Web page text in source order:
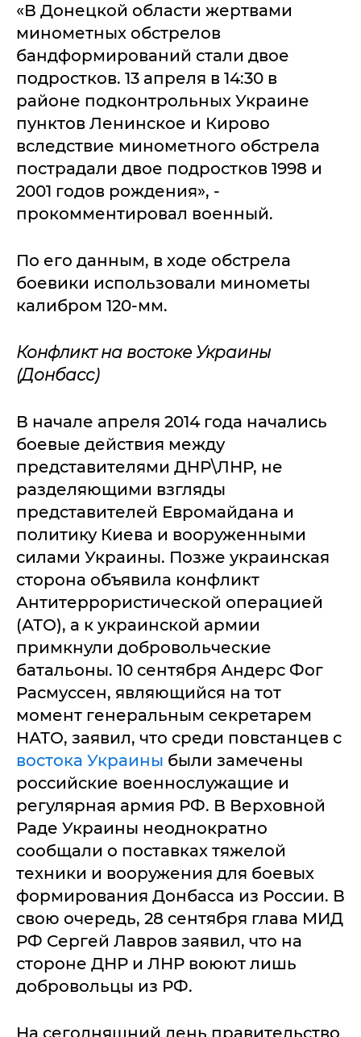
«В Донецкой области жертвами
минометных обстрелов
бандформирований стали двое
подростков. 13 апреля в 14:30 в
районе подконтрольных Украине
пунктов Ленинское и Кирово
вследствие минометного обстрела
пострадали двое подростков 1998 и
2001 годов рождения», -
прокомментировал военный.
По его данным, в ходе обстрела
боевики использовали минометы
калибром 120-мм.
Конфликт на востоке Украины
(Донбасс)
В начале апреля 2014 года начались
боевые действия между
представителями ДНР\ЛНР, не
разделяющими взгляды
представителей Евромайдана и
политику Киева и вооруженными
силами Украины. Позже украинская
сторона объявила конфликт
Антитеррористической операцией
(АТО), а к украинской армии
примкнули добровольческие
батальоны. 10 сентября Андерс Фог
Расмуссен, являющийся на тот
момент генеральным секретарем
НАТО, заявил, что среди повстанцев с
востока Украины были замечены
российские военнослужащие и
регулярная армия РФ. В Верховной
Раде Украины неоднократно
сообщали о поставках тяжелой
техники и вооружения для боевых
формирования Донбасса из России. В
свою очередь, 28 сентября глава МИД
РФ Сергей Лавров заявил, что на
стороне ДНР и ЛНР воюют лишь
добровольцы из РФ.
На сегодняшний день правительство